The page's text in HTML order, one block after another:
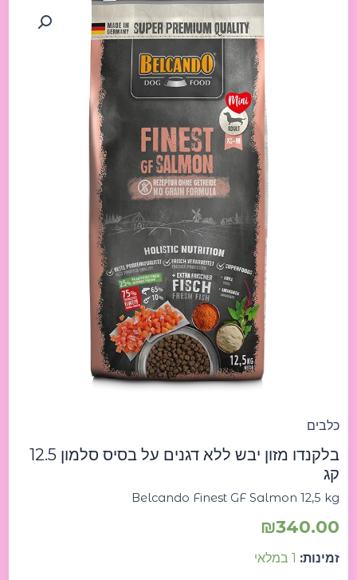
כלבים
בלקנדו מזון יבש ללא דגנים על בסיס סלמון 12.5
קג
Belcando Finest GF Salmon 12,5 kg
₪340.00
זמינות: 1 במלאי
Belcando
Finest
GF
Salmon
12,5
kg
בלקנדו
מזון
יבש
ללא
דגנים
על
בסיס
סלמון
12.5
קג